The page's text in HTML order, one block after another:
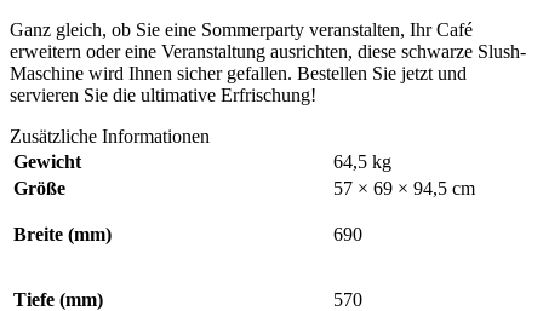
Ganz gleich, ob Sie eine Sommerparty veranstalten, Ihr Café
erweitern oder eine Veranstaltung ausrichten, diese schwarze Slush-
Maschine wird Ihnen sicher gefallen. Bestellen Sie jetzt und
servieren Sie die ultimative Erfrischung!
Zusätzliche Informationen
Gewicht
64,5 kg
Größe
57 × 69 × 94,5 cm
Breite (mm) 690
Tiefe (mm) 570